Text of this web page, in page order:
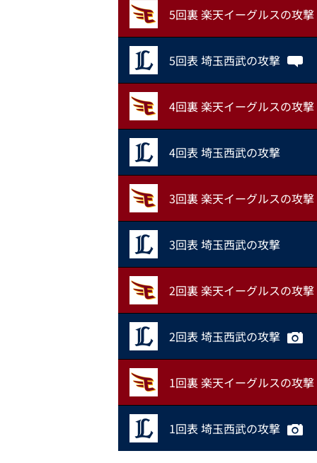
5回裏 楽天イーグルスの攻撃
5回表 埼玉西武の攻撃
4回裏 楽天イーグルスの攻撃
4回表 埼玉西武の攻撃
3回裏 楽天イーグルスの攻撃
3回表 埼玉西武の攻撃
2回裏 楽天イーグルスの攻撃
2回表 埼玉西武の攻撃
1回裏 楽天イーグルスの攻撃
1回表 埼玉西武の攻撃